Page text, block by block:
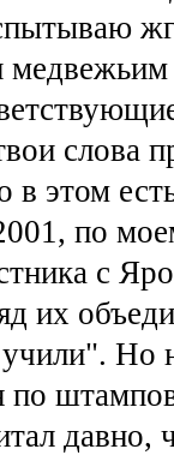
слова
в этом
по
с
их
Но
давно,